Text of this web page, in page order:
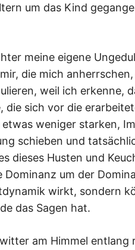
um das Kind
meine eigene
die mich
weil ich erkenne,
die sich vor die
weniger starken,
schieben und
dieses Husten und
um der
wirkt, sondern
das Sagen hat.
am Himmel entlang